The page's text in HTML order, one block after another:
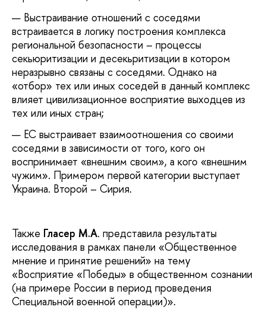
Выстраивание отношений с соседями
встраивается в логику построения комплекса
региональной безопасности – процессы
секьюритизации и десекьритизации в котором
неразрывно связаны с соседями. Однако на
«отбор» тех или иных соседей в данный комплекс
влияет цивилизационное восприятие выходцев из
тех или иных стран;
ЕС выстраивает взаимоотношения со своими
соседями в зависимости от того, кого он
воспринимает «внешним своим», а кого «внешним
чужим». Примером первой категории выступает
Украина. Второй – Сирия.
Также Гласер М.А. представила результаты
исследования в рамках панели «Общественное
мнение и принятие решений» на тему
«Восприятие «Победы» в общественном сознании
(на примере России в период проведения
Специальной военной операции)».